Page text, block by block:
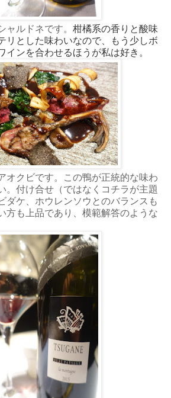
ャルドネです。 柑橘系の香りと酸味
リとした味わいなので、もう少しボ
インを合わせるほうが私は好き。
オクビです。この鴨が正統的な味わ
。付け合せ（ではなくコチラが主題
ダケ、ホウレンソウとのバランスも
方も上品であり、模範解答のような